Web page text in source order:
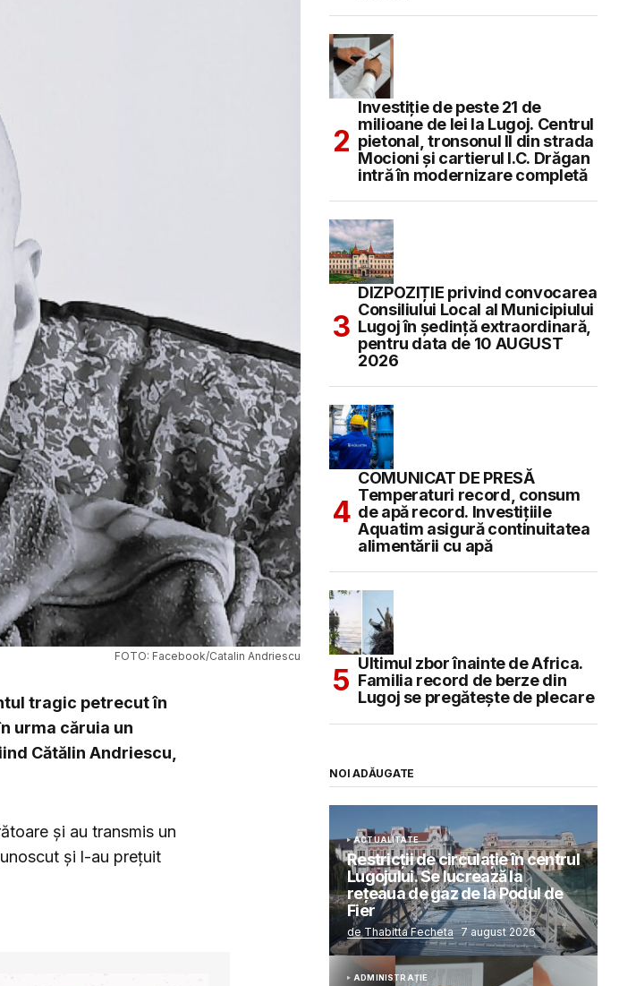
FOTO: Facebook/Catalin Andriescu
tragic petrecut în
urma căruia un
Cătălin Andriescu,
și au transmis un
și l-au prețuit
Investiție de peste 21 de
milioane de lei la Lugoj. Centrul
pietonal, tronsonul II din strada
Mocioni și cartierul I.C. Drăgan
intră în modernizare completă
DIZPOZIȚIE privind convocarea
Consiliului Local al Municipiului
Lugoj în şedinţă extraordinară,
pentru data de 10 AUGUST
2026
COMUNICAT DE PRESĂ
Temperaturi record, consum
de apă record. Investițiile
Aquatim asigură continuitatea
alimentării cu apă
Ultimul zbor înainte de Africa.
Familia record de berze din
Lugoj se pregătește de plecare
NOI ADĂUGATE
ACTUALITATE
Restricții de circulație în centrul
Lugojului. Se lucrează la
rețeaua de gaz de la Podul de
Fier
de Thabitta Fecheta 7 august 2026
ADMINISTRAȚIE